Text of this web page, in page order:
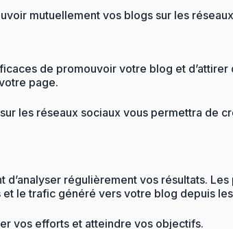
mutuellement vos blogs sur les
de promouvoir votre blog et
page.
les réseaux sociaux vous permettra de
régulièrement vos résultats.
le trafic généré vers votre blog depuis
vos efforts et atteindre vos objectifs.